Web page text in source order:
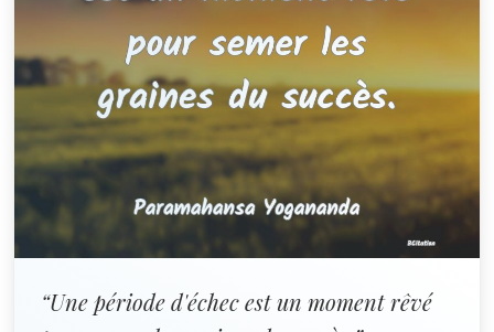
“Une période d'échec est un moment rêvé